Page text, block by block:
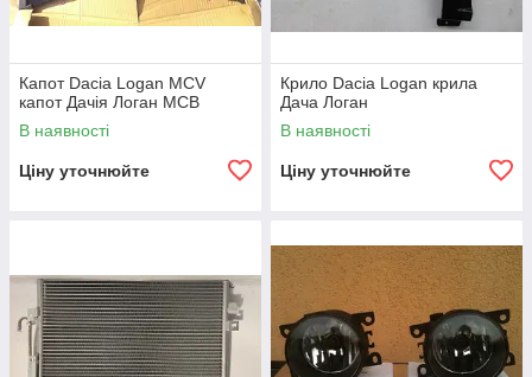
Капот Dacia Logan MCV
капот Дачія Логан МСВ
В наявності
Ціну уточнюйте
Крило Dacia Logan крила
Дача Логан
В наявності
Ціну уточнюйте